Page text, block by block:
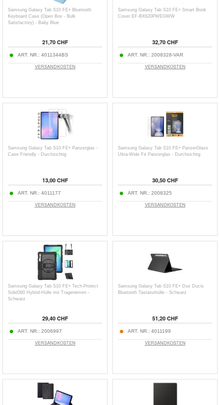
Samsung Galaxy Tab S10 FE+ Bluetooth
Keyboard Case (Open Box - Bulk
Satisfactory) - Baby Blue
21,70 CHF
ART. NR.: 4011344BS
VERSANDKOSTEN
Samsung Galaxy Tab S10 FE+ Smart Book
Cover EF-BX620PWEGWW
32,70 CHF
ART. NR.: 2008328-VAR
VERSANDKOSTEN
Samsung Galaxy Tab S10 FE+ Panzerglas -
Case Friendly - Durchsichtig
13,00 CHF
ART. NR.: 4011177
VERSANDKOSTEN
Samsung Galaxy Tab S10 FE+ PanzerGlass
Ultra-Wide Fit Panzerglas - Durchsichtig
30,50 CHF
ART. NR.: 2008325
VERSANDKOSTEN
Samsung Galaxy Tab S10 FE+ Tech-Protect
Solid360 Hybrid-Hülle mit Trageriemen -
Schwarz
29,40 CHF
ART. NR.: 2006997
VERSANDKOSTEN
Samsung Galaxy Tab S10 FE+ Dux Ducis
Bluetooth Tastaturhülle - Schwarz
51,20 CHF
ART. NR.: 4011199
VERSANDKOSTEN